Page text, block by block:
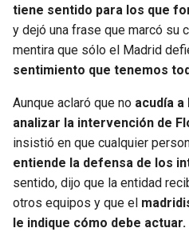
tiene sentido para los que
y dejó una frase que marcó su
mentira que sólo el Madrid
sentimiento que tenemos
Aunque aclaró que no acudía a
analizar la intervención de
insistió en que cualquier
entiende la defensa de los
sentido, dijo que la entidad
otros equipos y que el
le indique cómo debe actuar.